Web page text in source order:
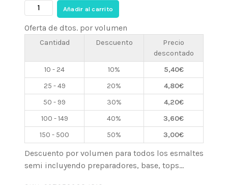
era:
6,00€.
es:
5,10€.
Esmalte
semi
Golden
Neon
TPO
GN03,
10ml
Beautilux
cantidad
Añadir al carrito
Oferta de dtos. por volumen
Cantidad Descuento
Precio
descontado
10 - 24
10% 5,40€
25 - 49
20% 4,80€
50 - 99
30% 4,20€
100 - 149
40% 3,60€
150 - 500
50% 3,00€
Descuento por volumen para todos los esmaltes
semi incluyendo preparadores, base, tops...